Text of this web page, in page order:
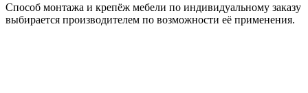
Способ монтажа и крепёж мебели по индивидуальному заказу
выбирается производителем по возможности её применения.